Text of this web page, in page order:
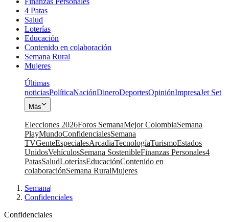
4 Patas
Salud
Loterías
Educación
Contenido en colaboración
Semana Rural
Mujeres
Últimas
noticiasPolíticaNaciónDineroDeportesOpiniónImpresaJet Set
Más
Elecciones 2026Foros SemanaMejor ColombiaSemana
PlayMundoConfidencialesSemana
TVGenteEspecialesArcadiaTecnologíaTurismoEstados
UnidosVehículosSemana SostenibleFinanzas Personales4
PatasSaludLoteríasEducaciónContenido en
colaboraciónSemana RuralMujeres
Semana|
Confidenciales
Confidenciales